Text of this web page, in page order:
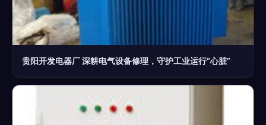
贵阳开发电器厂 深耕电气设备修理，守护工业运行“心脏”